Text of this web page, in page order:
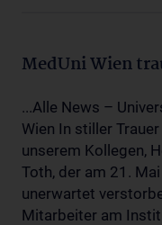
MedUni Wien
...Alle News –
Wien In stiller
unserem Kollegen,
Toth, der am 21.
unerwartet
Mitarbeiter am